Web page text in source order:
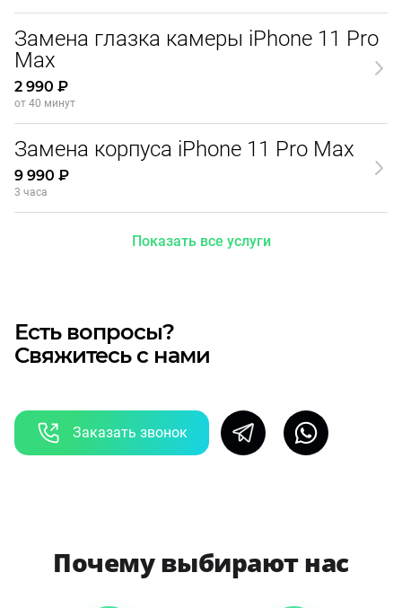
Замена глазка камеры iPhone 11 Pro
Max
2 990 ₽
от 40 минут
Замена корпуса iPhone 11 Pro Max
9 990 ₽
3 часа
Показать все услуги
Есть вопросы?
Свяжитесь с нами
Заказать звонок
Почему выбирают нас